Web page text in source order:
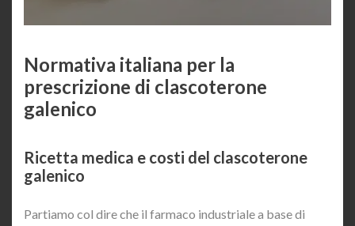
Normativa italiana per la
prescrizione di clascoterone
galenico
Ricetta medica e costi del clascoterone
galenico
Partiamo col dire che il farmaco industriale a base di